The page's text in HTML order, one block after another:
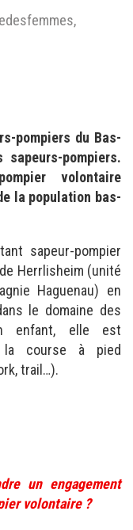
pompiers du Bas-
pompiers.
volontaire
la population bas-
sapeur-pompier
Herrlisheim (unité
Haguenau) en
le domaine des
enfant, elle est
la course à pied
trail…).
un engagement
volontaire ?